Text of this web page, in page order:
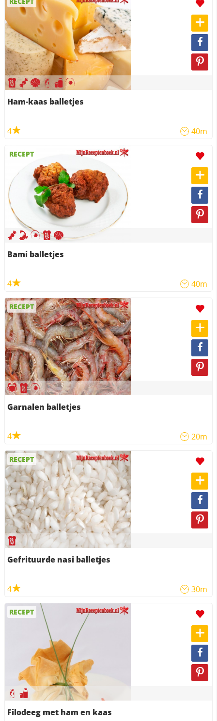
Ham-kaas balletjes
4 40m
RECEPT
Bami balletjes
4 40m
RECEPT
Garnalen balletjes
4 20m
RECEPT
Gefrituurde nasi balletjes
4 30m
RECEPT
Filodeeg met ham en kaas